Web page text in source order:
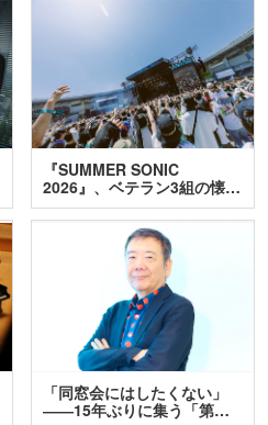
『SUMMER SONIC
2026』、ベテラン3組の懐…
「同窓会にはしたくない」
――15年ぶりに集う「第…